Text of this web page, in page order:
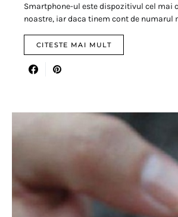
Smartphone-ul este dispozitivul cel mai
noastre, iar daca tinem cont de numarul
CITESTE MAI MULT